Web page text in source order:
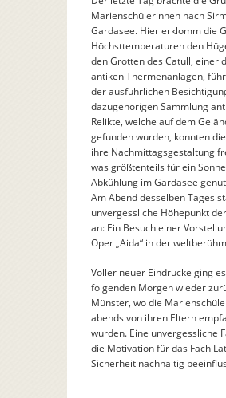
Marienschülerinnen nach
Gardasee. Hier erklomm die
Höchsttemperaturen den
den Grotten des Catull, einer
antiken Thermenanlagen,
der ausführlichen
dazugehörigen Sammlung
Relikte, welche auf dem
gefunden wurden, konnten
ihre Nachmittagsgestaltung
was größtenteils für ein
Abkühlung im Gardasee
Am Abend desselben Tages
unvergessliche Höhepunkt
an: Ein Besuch einer
Oper „Aida“ in der
Voller neuer Eindrücke ging
folgenden Morgen wieder
Münster, wo die
abends von ihren Eltern
wurden. Eine unvergessliche
die Motivation für das Fach
Sicherheit nachhaltig